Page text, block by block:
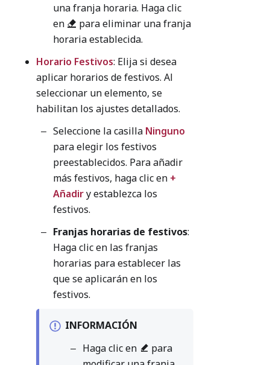
una franja horaria. Haga clic
en
para eliminar una franja
horaria establecida.
Horario Festivos: Elija si desea
aplicar horarios de festivos. Al
seleccionar un elemento, se
habilitan los ajustes detallados.
Seleccione la casilla Ninguno
para elegir los festivos
preestablecidos. Para añadir
más festivos, haga clic en +
Añadiry establezca los
festivos.
Franjas horarias de festivos:
Haga clic en las franjas
horarias para establecer las
que se aplicarán en los
festivos.
INFORMACIÓN
Haga clic en
para